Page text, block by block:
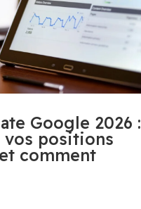
Google 2026 :
positions
comment